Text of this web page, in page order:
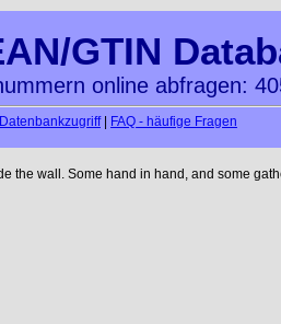
GTIN
online abfragen:
| FAQ - häufige Fragen
wall. Some hand in hand, and some